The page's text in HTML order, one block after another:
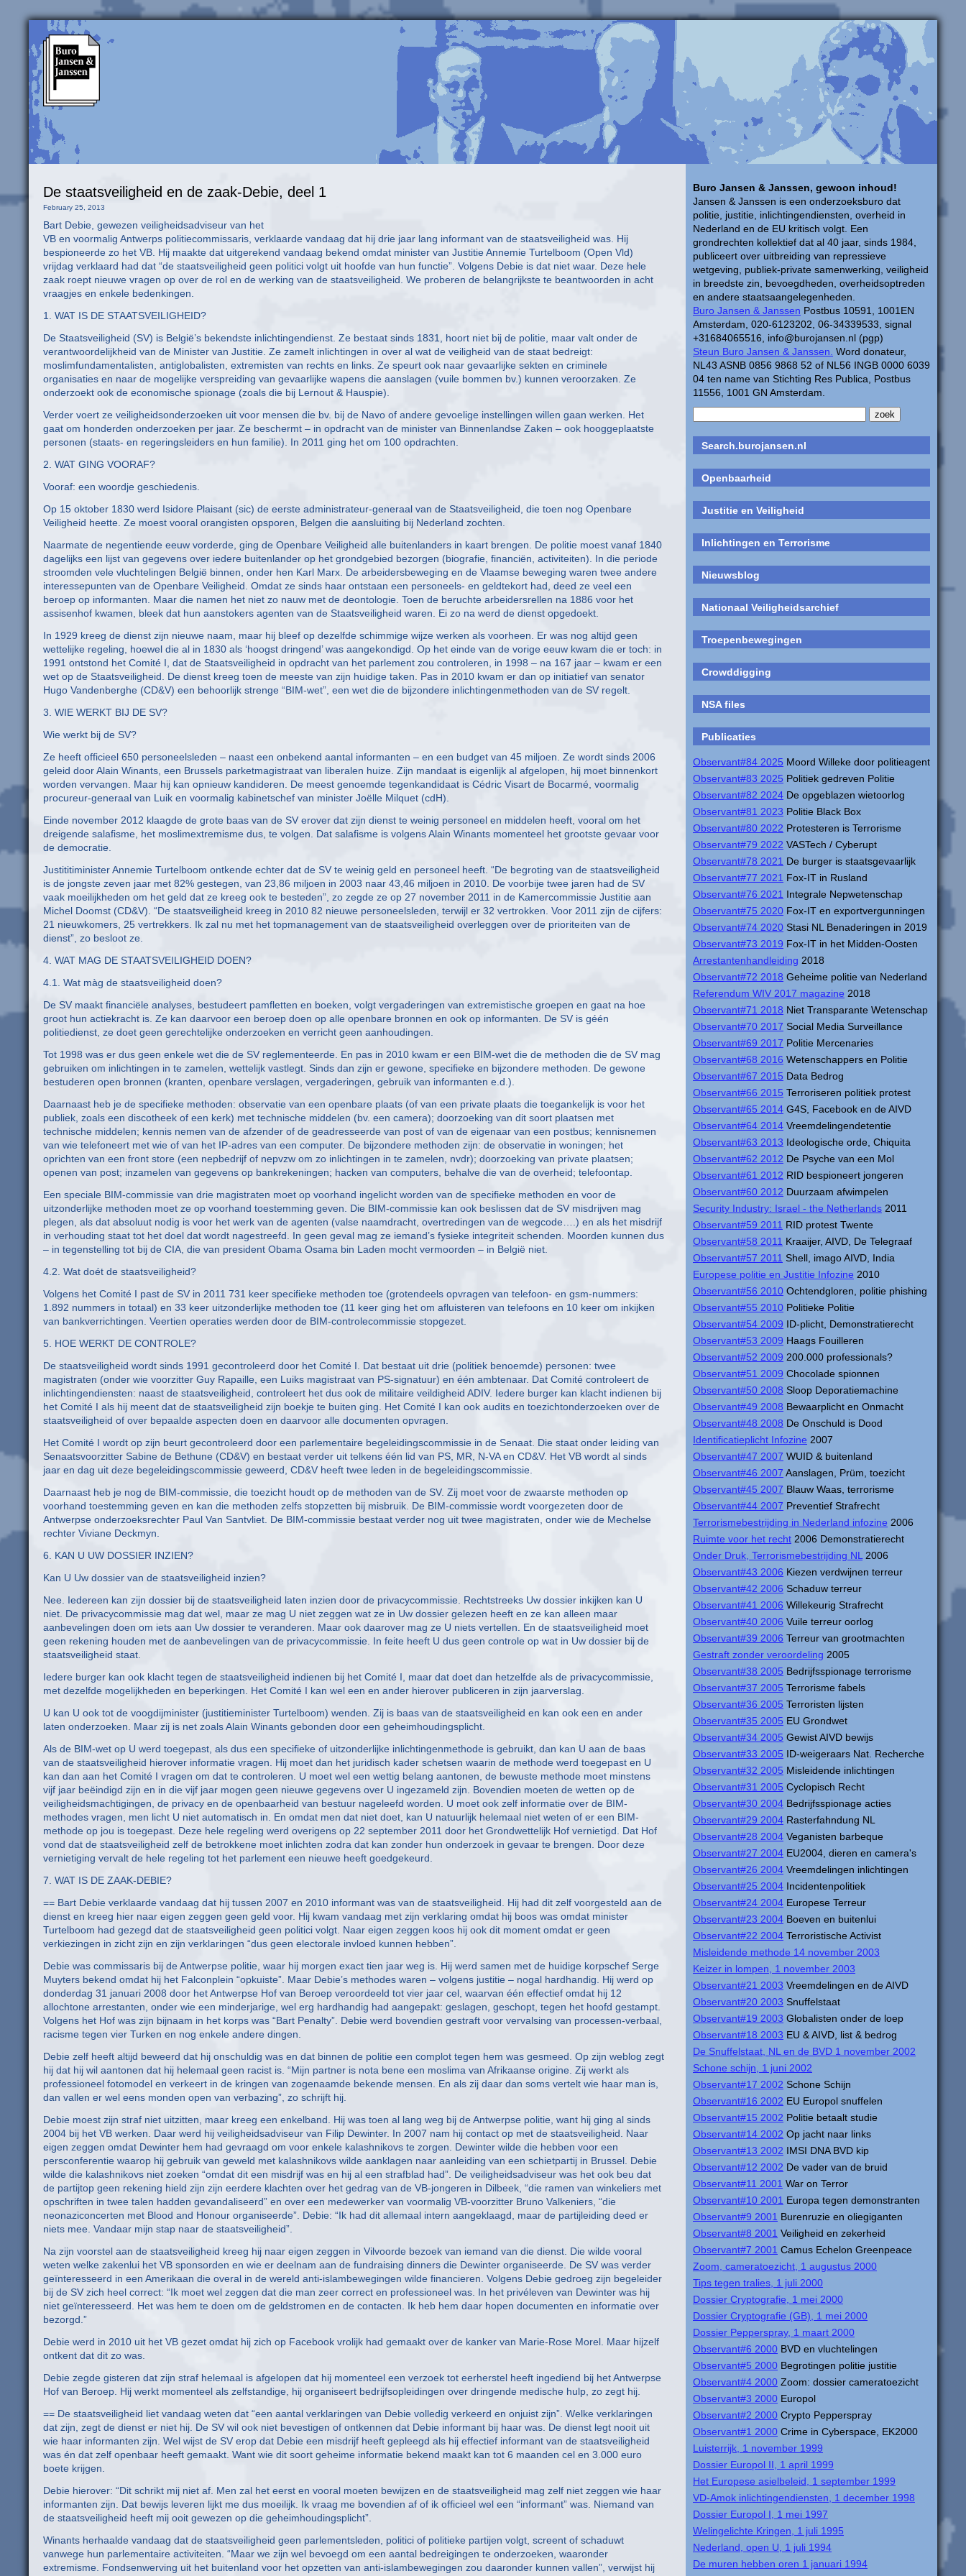
Buro Jansen & Janssen, gewoon inhoud!
Jansen & Janssen is een onderzoeksburo dat
politie, justitie, inlichtingendiensten, overheid in
Nederland en de EU kritisch volgt. Een
grondrechten kollektief dat al 40 jaar, sinds 1984,
publiceert over uitbreiding van repressieve
wetgeving, publiek-private samenwerking, veiligheid
in breedste zin, bevoegdheden, overheidsoptreden
en andere staatsaangelegenheden.
Buro Jansen & Janssen Postbus 10591, 1001EN
Amsterdam, 020-6123202, 06-34339533, signal
+31684065516, info@burojansen.nl (pgp)
Steun Buro Jansen & Janssen. Word donateur,
NL43 ASNB 0856 9868 52 of NL56 INGB 0000 6039
04 ten name van Stichting Res Publica, Postbus
11556, 1001 GN Amsterdam.
Search.burojansen.nl
Openbaarheid
Justitie en Veiligheid
Inlichtingen en Terrorisme
Nieuwsblog
Nationaal Veiligheidsarchief
Troepenbewegingen
Crowddigging
NSA files
Publicaties
Observant#84 2025 Moord Willeke door politieagent
Observant#83 2025 Politiek gedreven Politie
Observant#82 2024 De opgeblazen wietoorlog
Observant#81 2023 Politie Black Box
Observant#80 2022 Protesteren is Terrorisme
Observant#79 2022 VASTech / Cyberupt
Observant#78 2021 De burger is staatsgevaarlijk
Observant#77 2021 Fox-IT in Rusland
Observant#76 2021 Integrale Nepwetenschap
Observant#75 2020 Fox-IT en exportvergunningen
Observant#74 2020 Stasi NL Benaderingen in 2019
Observant#73 2019 Fox-IT in het Midden-Oosten
Arrestantenhandleiding 2018
Observant#72 2018 Geheime politie van Nederland
Referendum WIV 2017 magazine 2018
Observant#71 2018 Niet Transparante Wetenschap
Observant#70 2017 Social Media Surveillance
Observant#69 2017 Politie Mercenaries
Observant#68 2016 Wetenschappers en Politie
Observant#67 2015 Data Bedrog
Observant#66 2015 Terroriseren politiek protest
Observant#65 2014 G4S, Facebook en de AIVD
Observant#64 2014 Vreemdelingendetentie
Observant#63 2013 Ideologische orde, Chiquita
Observant#62 2012 De Psyche van een Mol
Observant#61 2012 RID bespioneert jongeren
Observant#60 2012 Duurzaam afwimpelen
Security Industry: Israel - the Netherlands 2011
Observant#59 2011 RID protest Twente
Observant#58 2011 Kraaijer, AIVD, De Telegraaf
Observant#57 2011 Shell, imago AIVD, India
Europese politie en Justitie Infozine 2010
Observant#56 2010 Ochtendgloren, politie phishing
Observant#55 2010 Politieke Politie
Observant#54 2009 ID-plicht, Demonstratierecht
Observant#53 2009 Haags Fouilleren
Observant#52 2009 200.000 professionals?
Observant#51 2009 Chocolade spionnen
Observant#50 2008 Sloop Deporatiemachine
Observant#49 2008 Bewaarplicht en Onmacht
Observant#48 2008 De Onschuld is Dood
Identificatieplicht Infozine 2007
Observant#47 2007 WUID & buitenland
Observant#46 2007 Aanslagen, Prüm, toezicht
Observant#45 2007 Blauw Waas, terrorisme
Observant#44 2007 Preventief Strafrecht
Terrorismebestrijding in Nederland infozine 2006
Ruimte voor het recht 2006 Demonstratierecht
Onder Druk, Terrorismebestrijding NL 2006
Observant#43 2006 Kiezen verdwijnen terreur
Observant#42 2006 Schaduw terreur
Observant#41 2006 Willekeurig Strafrecht
Observant#40 2006 Vuile terreur oorlog
Observant#39 2006 Terreur van grootmachten
Gestraft zonder veroordeling 2005
Observant#38 2005 Bedrijfsspionage terrorisme
Observant#37 2005 Terrorisme fabels
Observant#36 2005 Terroristen lijsten
Observant#35 2005 EU Grondwet
Observant#34 2005 Gewist AIVD bewijs
Observant#33 2005 ID-weigeraars Nat. Recherche
Observant#32 2005 Misleidende inlichtingen
Observant#31 2005 Cyclopisch Recht
Observant#30 2004 Bedrijfsspionage acties
Observant#29 2004 Rasterfahndung NL
Observant#28 2004 Veganisten barbeque
Observant#27 2004 EU2004, dieren en camera's
Observant#26 2004 Vreemdelingen inlichtingen
Observant#25 2004 Incidentenpolitiek
Observant#24 2004 Europese Terreur
Observant#23 2004 Boeven en buitenlui
Observant#22 2004 Terroristische Activist
Misleidende methode 14 november 2003
Keizer in lompen, 1 november 2003
Observant#21 2003 Vreemdelingen en de AIVD
Observant#20 2003 Snuffelstaat
Observant#19 2003 Globalisten onder de loep
Observant#18 2003 EU & AIVD, list & bedrog
De Snuffelstaat, NL en de BVD 1 november 2002
Schone schijn, 1 juni 2002
Observant#17 2002 Schone Schijn
Observant#16 2002 EU Europol snuffelen
Observant#15 2002 Politie betaalt studie
Observant#14 2002 Op jacht naar links
Observant#13 2002 IMSI DNA BVD kip
Observant#12 2002 De vader van de bruid
Observant#11 2001 War on Terror
Observant#10 2001 Europa tegen demonstranten
Observant#9 2001 Burenruzie en oliegiganten
Observant#8 2001 Veiligheid en zekerheid
Observant#7 2001 Camus Echelon Greenpeace
Zoom, cameratoezicht, 1 augustus 2000
Tips tegen tralies, 1 juli 2000
Dossier Cryptografie, 1 mei 2000
Dossier Cryptografie (GB), 1 mei 2000
Dossier Pepperspray, 1 maart 2000
Observant#6 2000 BVD en vluchtelingen
Observant#5 2000 Begrotingen politie justitie
Observant#4 2000 Zoom: dossier cameratoezicht
Observant#3 2000 Europol
Observant#2 2000 Crypto Pepperspray
Observant#1 2000 Crime in Cyberspace, EK2000
Luisterrijk, 1 november 1999
Dossier Europol II, 1 april 1999
Het Europese asielbeleid, 1 september 1999
VD-Amok inlichtingendiensten, 1 december 1998
Dossier Europol I, 1 mei 1997
Welingelichte Kringen, 1 juli 1995
Nederland, open U, 1 juli 1994
De muren hebben oren 1 januari 1994
De staatsveiligheid en de zaak-Debie, deel 1
February 25, 2013
Bart Debie, gewezen veiligheidsadviseur van het
VB en voormalig Antwerps politiecommissaris, verklaarde vandaag dat hij drie jaar lang informant van de staatsveiligheid was. Hij
bespioneerde zo het VB. Hij maakte dat uitgerekend vandaag bekend omdat minister van Justitie Annemie Turtelboom (Open Vld)
vrijdag verklaard had dat “de staatsveiligheid geen politici volgt uit hoofde van hun functie”. Volgens Debie is dat niet waar. Deze hele
zaak roept nieuwe vragen op over de rol en de werking van de staatsveiligheid. We proberen de belangrijkste te beantwoorden in acht
vraagjes en enkele bedenkingen.
1. WAT IS DE STAATSVEILIGHEID?
De Staatsveiligheid (SV) is België’s bekendste inlichtingendienst. Ze bestaat sinds 1831, hoort niet bij de politie, maar valt onder de
verantwoordelijkheid van de Minister van Justitie. Ze zamelt inlichtingen in over al wat de veiligheid van de staat bedreigt:
moslimfundamentalisten, antiglobalisten, extremisten van rechts en links. Ze speurt ook naar gevaarlijke sekten en criminele
organisaties en naar de mogelijke verspreiding van gevaarlijke wapens die aanslagen (vuile bommen bv.) kunnen veroorzaken. Ze
onderzoekt ook de economische spionage (zoals die bij Lernout & Hauspie).
Verder voert ze veiligheidsonderzoeken uit voor mensen die bv. bij de Navo of andere gevoelige instellingen willen gaan werken. Het
gaat om honderden onderzoeken per jaar. Ze beschermt – in opdracht van de minister van Binnenlandse Zaken – ook hooggeplaatste
personen (staats- en regeringsleiders en hun familie). In 2011 ging het om 100 opdrachten.
2. WAT GING VOORAF?
Vooraf: een woordje geschiedenis.
Op 15 oktober 1830 werd Isidore Plaisant (sic) de eerste administrateur-generaal van de Staatsveiligheid, die toen nog Openbare
Veiligheid heette. Ze moest vooral orangisten opsporen, Belgen die aansluiting bij Nederland zochten.
Naarmate de negentiende eeuw vorderde, ging de Openbare Veiligheid alle buitenlanders in kaart brengen. De politie moest vanaf 1840
dagelijks een lijst van gegevens over iedere buitenlander op het grondgebied bezorgen (biografie, financiën, activiteiten). In die periode
stroomden vele vluchtelingen België binnen, onder hen Karl Marx. De arbeidersbeweging en de Vlaamse beweging waren twee andere
interessepunten van de Openbare Veiligheid. Omdat ze sinds haar ontstaan een personeels- en geldtekort had, deed ze veel een
beroep op informanten. Maar die namen het niet zo nauw met de deontologie. Toen de beruchte arbeidersrellen na 1886 voor het
assisenhof kwamen, bleek dat hun aanstokers agenten van de Staatsveiligheid waren. Ei zo na werd de dienst opgedoekt.
In 1929 kreeg de dienst zijn nieuwe naam, maar hij bleef op dezelfde schimmige wijze werken als voorheen. Er was nog altijd geen
wettelijke regeling, hoewel die al in 1830 als ‘hoogst dringend’ was aangekondigd. Op het einde van de vorige eeuw kwam die er toch: in
1991 ontstond het Comité I, dat de Staatsveiligheid in opdracht van het parlement zou controleren, in 1998 – na 167 jaar – kwam er een
wet op de Staatsveiligheid. De dienst kreeg toen de meeste van zijn huidige taken. Pas in 2010 kwam er dan op initiatief van senator
Hugo Vandenberghe (CD&V) een behoorlijk strenge “BIM-wet”, een wet die de bijzondere inlichtingenmethoden van de SV regelt.
3. WIE WERKT BIJ DE SV?
Wie werkt bij de SV?
Ze heeft officieel 650 personeelsleden – naast een onbekend aantal informanten – en een budget van 45 miljoen. Ze wordt sinds 2006
geleid door Alain Winants, een Brussels parketmagistraat van liberalen huize. Zijn mandaat is eigenlijk al afgelopen, hij moet binnenkort
worden vervangen. Maar hij kan opnieuw kandideren. De meest genoemde tegenkandidaat is Cédric Visart de Bocarmé, voormalig
procureur-generaal van Luik en voormalig kabinetschef van minister Joëlle Milquet (cdH).
Einde november 2012 klaagde de grote baas van de SV erover dat zijn dienst te weinig personeel en middelen heeft, vooral om het
dreigende salafisme, het moslimextremisme dus, te volgen. Dat salafisme is volgens Alain Winants momenteel het grootste gevaar voor
de democratie.
Justititiminister Annemie Turtelboom ontkende echter dat de SV te weinig geld en personeel heeft. “De begroting van de staatsveiligheid
is de jongste zeven jaar met 82% gestegen, van 23,86 miljoen in 2003 naar 43,46 miljoen in 2010. De voorbije twee jaren had de SV
vaak moeilijkheden om het geld dat ze kreeg ook te besteden”, zo zegde ze op 27 november 2011 in de Kamercommissie Justitie aan
Michel Doomst (CD&V). “De staatsveiligheid kreeg in 2010 82 nieuwe personeelsleden, terwijl er 32 vertrokken. Voor 2011 zijn de cijfers:
21 nieuwkomers, 25 vertrekkers. Ik zal nu met het topmanagement van de staatsveiligheid overleggen over de prioriteiten van de
dienst”, zo besloot ze.
4. WAT MAG DE STAATSVEILIGHEID DOEN?
4.1. Wat màg de staatsveiligheid doen?
De SV maakt financiële analyses, bestudeert pamfletten en boeken, volgt vergaderingen van extremistische groepen en gaat na hoe
groot hun actiekracht is. Ze kan daarvoor een beroep doen op alle openbare bronnen en ook op informanten. De SV is géén
politiedienst, ze doet geen gerechtelijke onderzoeken en verricht geen aanhoudingen.
Tot 1998 was er dus geen enkele wet die de SV reglementeerde. En pas in 2010 kwam er een BIM-wet die de methoden die de SV mag
gebruiken om inlichtingen in te zamelen, wettelijk vastlegt. Sinds dan zijn er gewone, specifieke en bijzondere methoden. De gewone
bestuderen open bronnen (kranten, openbare verslagen, vergaderingen, gebruik van informanten e.d.).
Daarnaast heb je de specifieke methoden: observatie van een openbare plaats (of van een private plaats die toegankelijk is voor het
publiek, zoals een discotheek of een kerk) met technische middelen (bv. een camera); doorzoeking van dit soort plaatsen met
technische middelen; kennis nemen van de afzender of de geadresseerde van post of van de eigenaar van een postbus; kennisnemen
van wie telefoneert met wie of van het IP-adres van een computer. De bijzondere methoden zijn: de observatie in woningen; het
oprichten van een front store (een nepbedrijf of nepvzw om zo inlichtingen in te zamelen, nvdr); doorzoeking van private plaatsen;
openen van post; inzamelen van gegevens op bankrekeningen; hacken van computers, behalve die van de overheid; telefoontap.
Een speciale BIM-commissie van drie magistraten moet op voorhand ingelicht worden van de specifieke methoden en voor de
uitzonderlijke methoden moet ze op voorhand toestemming geven. Die BIM-commissie kan ook beslissen dat de SV misdrijven mag
plegen, als dat absoluut nodig is voor het werk van de agenten (valse naamdracht, overtredingen van de wegcode….) en als het misdrijf
in verhouding staat tot het doel dat wordt nagestreefd. In geen geval mag ze iemand’s fysieke integriteit schenden. Moorden kunnen dus
– in tegenstelling tot bij de CIA, die van president Obama Osama bin Laden mocht vermoorden – in België niet.
4.2. Wat doét de staatsveiligheid?
Volgens het Comité I past de SV in 2011 731 keer specifieke methoden toe (grotendeels opvragen van telefoon- en gsm-nummers:
1.892 nummers in totaal) en 33 keer uitzonderlijke methoden toe (11 keer ging het om afluisteren van telefoons en 10 keer om inkijken
van bankverrichtingen. Veertien operaties werden door de BIM-controlecommissie stopgezet.
5. HOE WERKT DE CONTROLE?
De staatsveiligheid wordt sinds 1991 gecontroleerd door het Comité I. Dat bestaat uit drie (politiek benoemde) personen: twee
magistraten (onder wie voorzitter Guy Rapaille, een Luiks magistraat van PS-signatuur) en één ambtenaar. Dat Comité controleert de
inlichtingendiensten: naast de staatsveiligheid, controleert het dus ook de militaire veildigheid ADIV. Iedere burger kan klacht indienen bij
het Comité I als hij meent dat de staatsveiligheid zijn boekje te buiten ging. Het Comité I kan ook audits en toezichtonderzoeken over de
staatsveiligheid of over bepaalde aspecten doen en daarvoor alle documenten opvragen.
Het Comité I wordt op zijn beurt gecontroleerd door een parlementaire begeleidingscommissie in de Senaat. Die staat onder leiding van
Senaatsvoorzitter Sabine de Bethune (CD&V) en bestaat verder uit telkens één lid van PS, MR, N-VA en CD&V. Het VB wordt al sinds
jaar en dag uit deze begeleidingscommissie geweerd, CD&V heeft twee leden in de begeleidingscommissie.
Daarnaast heb je nog de BIM-commissie, die toezicht houdt op de methoden van de SV. Zij moet voor de zwaarste methoden op
voorhand toestemming geven en kan die methoden zelfs stopzetten bij misbruik. De BIM-commissie wordt voorgezeten door de
Antwerpse onderzoeksrechter Paul Van Santvliet. De BIM-commissie bestaat verder nog uit twee magistraten, onder wie de Mechelse
rechter Viviane Deckmyn.
6. KAN U UW DOSSIER INZIEN?
Kan U Uw dossier van de staatsveiligheid inzien?
Nee. Iedereen kan zijn dossier bij de staatsveiligheid laten inzien door de privacycommissie. Rechtstreeks Uw dossier inkijken kan U
niet. De privacycommissie mag dat wel, maar ze mag U niet zeggen wat ze in Uw dossier gelezen heeft en ze kan alleen maar
aanbevelingen doen om iets aan Uw dossier te veranderen. Maar ook daarover mag ze U niets vertellen. En de staatsveiligheid moet
geen rekening houden met de aanbevelingen van de privacycommissie. In feite heeft U dus geen controle op wat in Uw dossier bij de
staatsveiligheid staat.
Iedere burger kan ook klacht tegen de staatsveiligheid indienen bij het Comité I, maar dat doet dan hetzelfde als de privacycommissie,
met dezelfde mogelijkheden en beperkingen. Het Comité I kan wel een en ander hierover publiceren in zijn jaarverslag.
U kan U ook tot de voogdijminister (justitieminister Turtelboom) wenden. Zij is baas van de staatsveiligheid en kan ook een en ander
laten onderzoeken. Maar zij is net zoals Alain Winants gebonden door een geheimhoudingsplicht.
Als de BIM-wet op U werd toegepast, als dus een specifieke of uitzonderlijke inlichtingenmethode is gebruikt, dan kan U aan de baas
van de staatsveiligheid hierover informatie vragen. Hij moet dan het juridisch kader schetsen waarin de methode werd toegepast en U
kan dan aan het Comité I vragen om dat te controleren. U moet wel een wettig belang aantonen, de bewuste methode moet minstens
vijf jaar beëindigd zijn en in die vijf jaar mogen geen nieuwe gegevens over U ingezameld zijn. Bovendien moeten de wetten op de
veiligheidsmachtigingen, de privacy en de openbaarheid van bestuur nageleefd worden. U moet ook zelf informatie over de BIM-
methodes vragen, men licht U niet automatisch in. En omdat men dat niet doet, kan U natuurlijk helemaal niet weten of er een BIM-
methode op jou is toegepast. Deze hele regeling werd overigens op 22 september 2011 door het Grondwettelijk Hof vernietigd. Dat Hof
vond dat de staatsveiligheid zelf de betrokkene moet inlichten zodra dat kan zonder hun onderzoek in gevaar te brengen. Door deze
vernietiging vervalt de hele regeling tot het parlement een nieuwe heeft goedgekeurd.
7. WAT IS DE ZAAK-DEBIE?
== Bart Debie verklaarde vandaag dat hij tussen 2007 en 2010 informant was van de staatsveiligheid. Hij had dit zelf voorgesteld aan de
dienst en kreeg hier naar eigen zeggen geen geld voor. Hij kwam vandaag met zijn verklaring omdat hij boos was omdat minister
Turtelboom had gezegd dat de staatsveiligheid geen politici volgt. Naar eigen zeggen koos hij ook dit moment omdat er geen
verkiezingen in zicht zijn en zijn verklaringen “dus geen electorale invloed kunnen hebben”.
Debie was commissaris bij de Antwerpse politie, waar hij morgen exact tien jaar weg is. Hij werd samen met de huidige korpschef Serge
Muyters bekend omdat hij het Falconplein “opkuiste”. Maar Debie’s methodes waren – volgens justitie – nogal hardhandig. Hij werd op
donderdag 31 januari 2008 door het Antwerpse Hof van Beroep veroordeeld tot vier jaar cel, waarvan één effectief omdat hij 12
allochtone arrestanten, onder wie een minderjarige, wel erg hardhandig had aangepakt: geslagen, geschopt, tegen het hoofd gestampt.
Volgens het Hof was zijn bijnaam in het korps was “Bart Penalty”. Debie werd bovendien gestraft voor vervalsing van processen-verbaal,
racisme tegen vier Turken en nog enkele andere dingen.
Debie zelf heeft altijd beweerd dat hij onschuldig was en dat binnen de politie een complot tegen hem was gesmeed. Op zijn weblog zegt
hij dat hij wil aantonen dat hij helemaal geen racist is. “Mijn partner is nota bene een moslima van Afrikaanse origine. Zij werkt als
professioneel fotomodel en verkeert in de kringen van zogenaamde bekende mensen. En als zij daar dan soms vertelt wie haar man is,
dan vallen er wel eens monden open van verbazing”, zo schrijft hij.
Debie moest zijn straf niet uitzitten, maar kreeg een enkelband. Hij was toen al lang weg bij de Antwerpse politie, want hij ging al sinds
2004 bij het VB werken. Daar werd hij veiligheidsadviseur van Filip Dewinter. In 2007 nam hij contact op met de staatsveiligheid. Naar
eigen zeggen omdat Dewinter hem had gevraagd om voor enkele kalashnikovs te zorgen. Dewinter wilde die hebben voor een
persconferentie waarop hij gebruik van geweld met kalashnikovs wilde aanklagen naar aanleiding van een schietpartij in Brussel. Debie
wilde die kalashnikovs niet zoeken “omdat dit een misdrijf was en hij al een strafblad had”. De veiligheidsadviseur was het ook beu dat
de partijtop geen rekening hield zijn zijn eerdere klachten over het gedrag van de VB-jongeren in Dilbeek, “die ramen van winkeliers met
opschriften in twee talen hadden gevandaliseerd” en over een medewerker van voormalig VB-voorzitter Bruno Valkeniers, “die
neonaziconcerten met Blood and Honour organiseerde”. Debie: “Ik had dit allemaal intern aangeklaagd, maar de partijleiding deed er
niets mee. Vandaar mijn stap naar de staatsveiligheid”.
Na zijn voorstel aan de staatsveiligheid kreeg hij naar eigen zeggen in Vilvoorde bezoek van iemand van die dienst. Die wilde vooral
weten welke zakenlui het VB sponsorden en wie er deelnam aan de fundraising dinners die Dewinter organiseerde. De SV was verder
geïnteresseerd in een Amerikaan die overal in de wereld anti-islambewegingen wilde financieren. Volgens Debie gedroeg zijn begeleider
bij de SV zich heel correct: “Ik moet wel zeggen dat die man zeer correct en professioneel was. In het privéleven van Dewinter was hij
niet geïnteresseerd. Het was hem te doen om de geldstromen en de contacten. Ik heb hem daar hopen documenten en informatie over
bezorgd.”
Debie werd in 2010 uit het VB gezet omdat hij zich op Facebook vrolijk had gemaakt over de kanker van Marie-Rose Morel. Maar hijzelf
ontkent dat dit zo was.
Debie zegde gisteren dat zijn straf helemaal is afgelopen dat hij momenteel een verzoek tot eerherstel heeft ingediend bij het Antwerpse
Hof van Beroep. Hij werkt momenteel als zelfstandige, hij organiseert bedrijfsopleidingen over dringende medische hulp, zo zegt hij.
== De staatsveiligheid liet vandaag weten dat “een aantal verklaringen van Debie volledig verkeerd en onjuist zijn”. Welke verklaringen
dat zijn, zegt de dienst er niet hij. De SV wil ook niet bevestigen of ontkennen dat Debie informant bij haar was. De dienst legt nooit uit
wie haar informanten zijn. Wel wijst de SV erop dat Debie een misdrijf heeft gepleegd als hij effectief informant van de staatsveiligheid
was én dat zelf openbaar heeft gemaakt. Want wie dit soort geheime informatie bekend maakt kan tot 6 maanden cel en 3.000 euro
boete krijgen.
Debie hierover: “Dit schrikt mij niet af. Men zal het eerst en vooral moeten bewijzen en de staatsveiligheid mag zelf niet zeggen wie haar
informanten zijn. Dat bewijs leveren lijkt me dus moeilijk. Ik vraag me bovendien af of ik officieel wel een “informant” was. Niemand van
de staatsveiligheid heeft mij ooit gewezen op die geheimhoudingsplicht”.
Winants herhaalde vandaag dat de staatsveiligheid geen parlementsleden, politici of politieke partijen volgt, screent of schaduwt
vanwege hun parlementaire activiteiten. “Maar we zijn wel bevoegd om een aantal bedreigingen te onderzoeken, waaronder
extremisme. Fondsenwerving uit het buitenland voor het opzetten van anti-islambewegingen zou daaronder kunnen vallen”, verwijst hij